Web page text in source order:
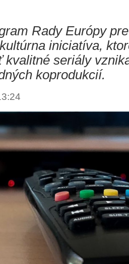
Rady Európy
iniciatíva,
kvalitné seriály
koprodukcií.